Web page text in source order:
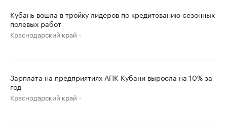
Кубань вошла в тройку лидеров по кредитованию сезонных
полевых работ
Краснодарский край
Зарплата на предприятиях АПК Кубани выросла на 10% за
год
Краснодарский край